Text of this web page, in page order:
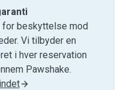
for beskyttelse mod
Vi tilbyder en
i hver reservation
Pawshake.